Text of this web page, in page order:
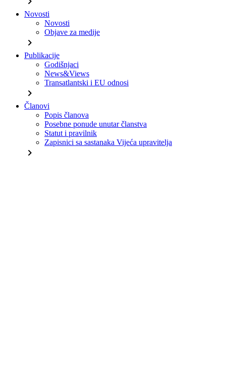
Novosti
Novosti
Objave za medije
chevron_right
Publikacije
Godišnjaci
News&Views
Transatlantski i EU odnosi
chevron_right
Članovi
Popis članova
Posebne ponude unutar članstva
Statut i pravilnik
Zapisnici sa sastanaka Vijeća upravitelja
chevron_right